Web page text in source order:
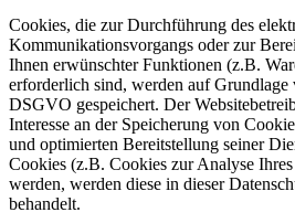
Cookies, die zur Durchführung des
Kommunikationsvorgangs oder zur
Ihnen erwünschter Funktionen (z.B.
erforderlich sind, werden auf
DSGVO gespeichert. Der
Interesse an der Speicherung von
und optimierten Bereitstellung seiner
Cookies (z.B. Cookies zur Analyse
werden, werden diese in dieser
behandelt.